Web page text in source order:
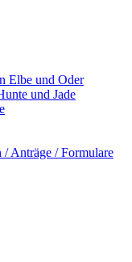
El­be und Oder
und Ja­de
An­trä­ge / For­mu­la­re